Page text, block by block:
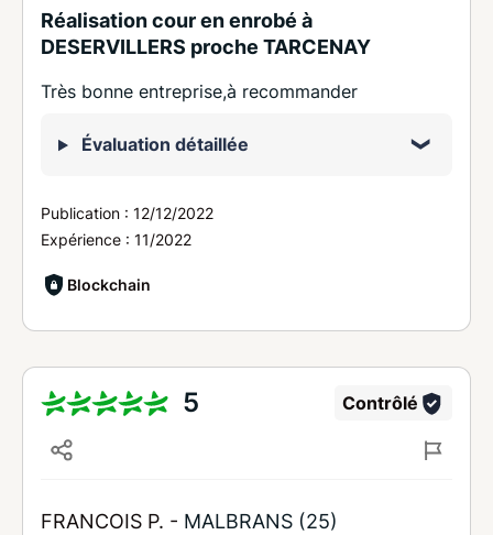
Réalisation cour en enrobé à
DESERVILLERS proche TARCENAY
Très bonne entreprise,à recommander
Évaluation détaillée
Publication : 12/12/2022
Expérience : 11/2022
Blockchain
5 Contrôlé
FRANCOIS P. - MALBRANS (25)